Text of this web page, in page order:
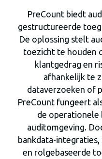
PreCount biedt
gestructureerde
De oplossing stelt
toezicht te houden
klantgedrag en
afhankelijk te
dataverzoeken of
PreCount fungeert
de operationele
auditomgeving.
bankdata-
en rolgebaseerde